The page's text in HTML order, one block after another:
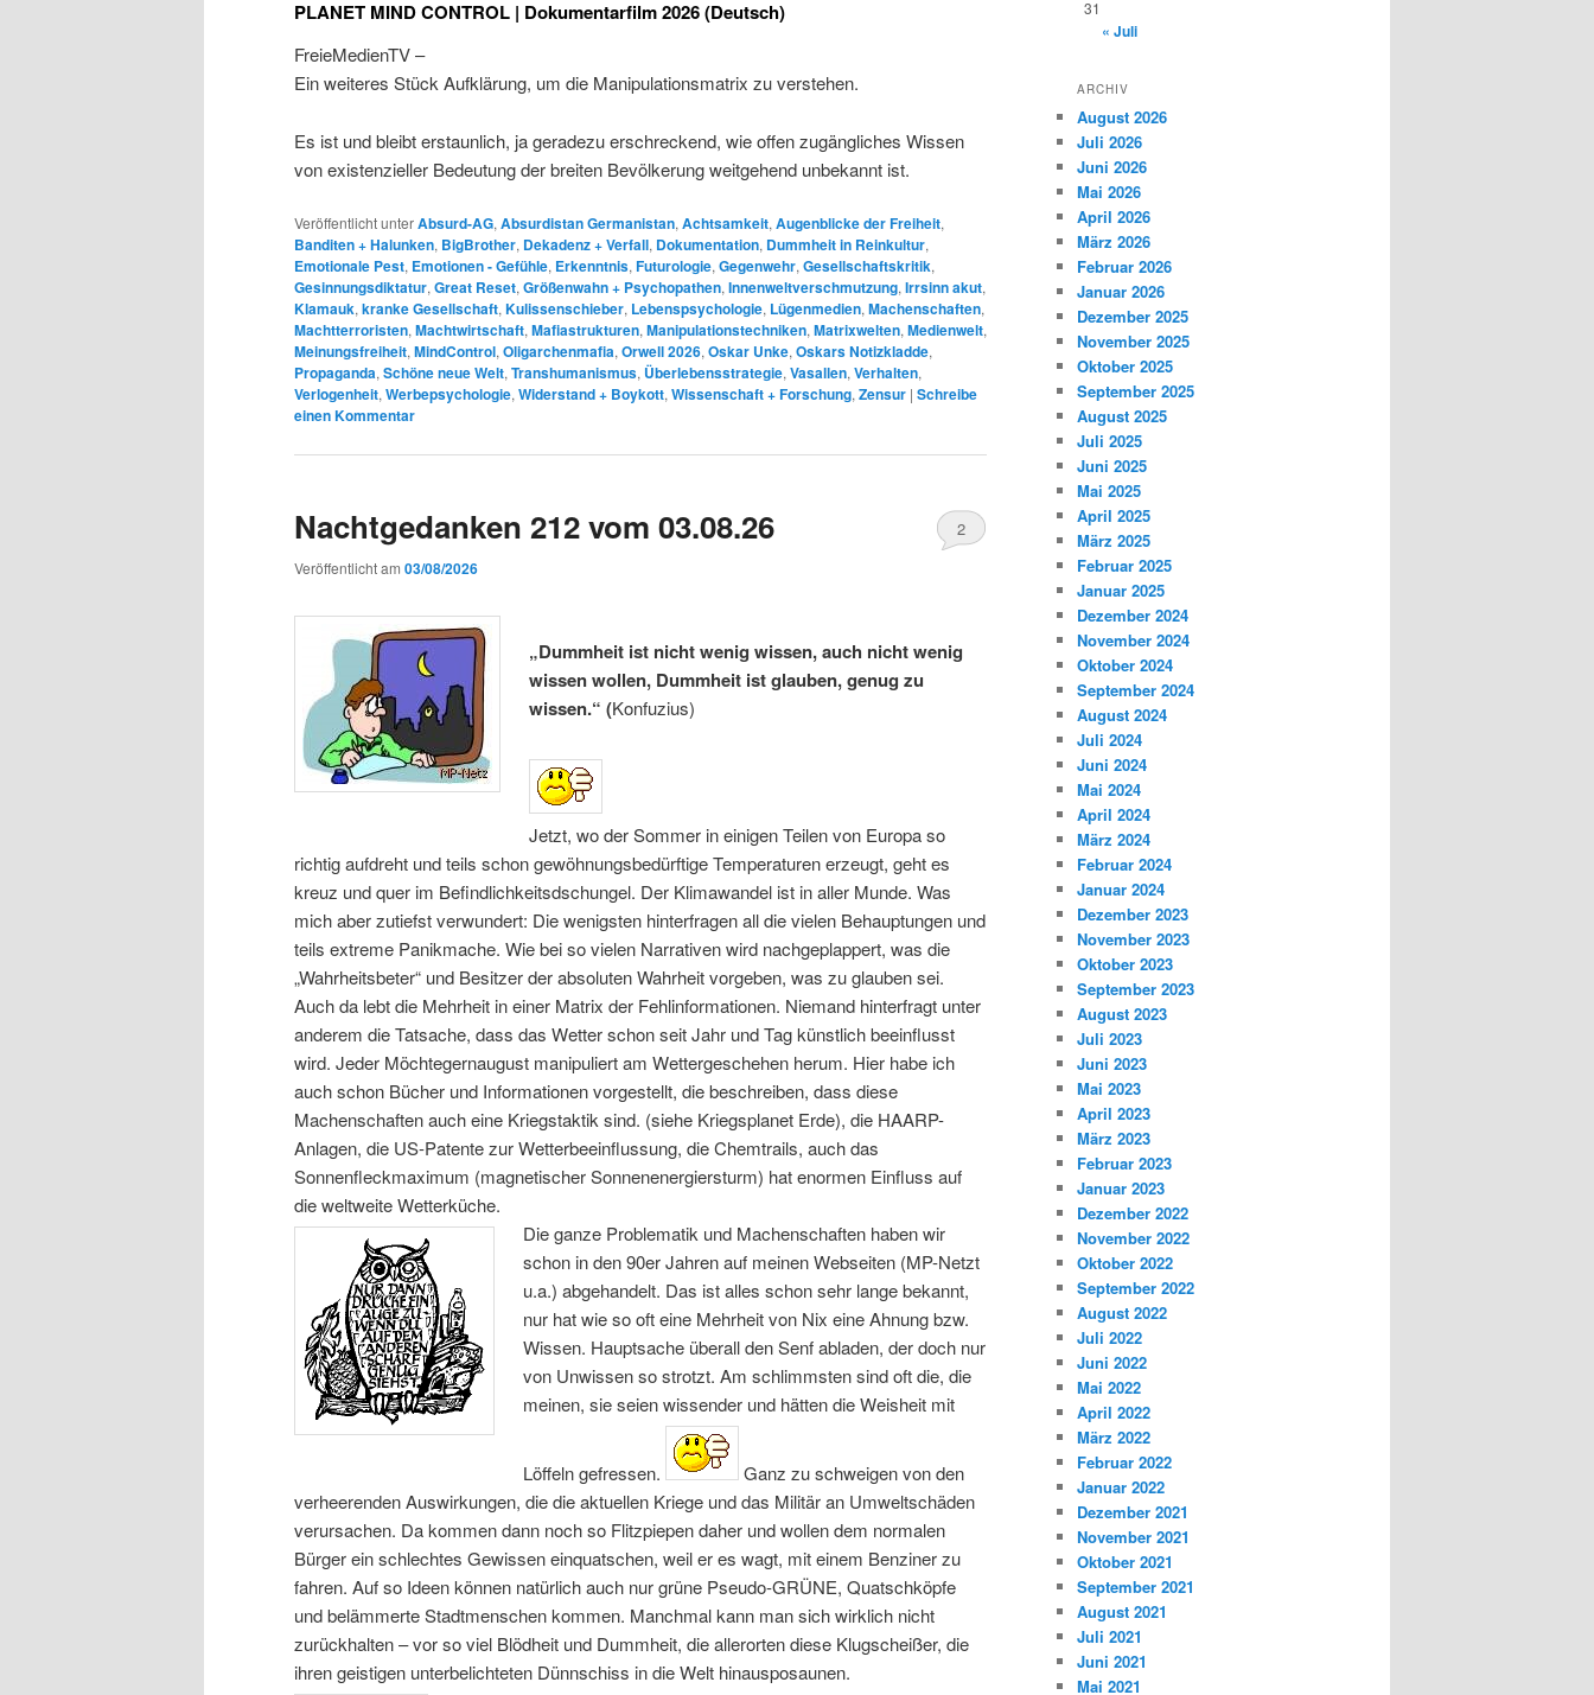
PLANET MIND CONTROL | Dokumentarfilm 2026 (Deutsch)
FreieMedienTV –
Ein weiteres Stück Aufklärung, um die Manipulationsmatrix zu verstehen.
Es ist und bleibt erstaunlich, ja geradezu erschreckend, wie offen zugängliches Wissen
von existenzieller Bedeutung der breiten Bevölkerung weitgehend unbekannt ist.
Veröffentlicht unterAbsurd-AG, Absurdistan Germanistan, Achtsamkeit, Augenblicke der Freiheit,
Banditen + Halunken, BigBrother, Dekadenz + Verfall, Dokumentation, Dummheit in Reinkultur,
Emotionale Pest, Emotionen - Gefühle, Erkenntnis, Futurologie, Gegenwehr, Gesellschaftskritik,
Gesinnungsdiktatur, Great Reset, Größenwahn + Psychopathen, Innenweltverschmutzung, Irrsinn akut,
Klamauk, kranke Gesellschaft, Kulissenschieber, Lebenspsychologie, Lügenmedien, Machenschaften,
Machtterroristen, Machtwirtschaft, Mafiastrukturen, Manipulationstechniken, Matrixwelten, Medienwelt,
Meinungsfreiheit, MindControl, Oligarchenmafia, Orwell 2026, Oskar Unke, Oskars Notizkladde,
Propaganda, Schöne neue Welt, Transhumanismus, Überlebensstrategie, Vasallen, Verhalten,
Verlogenheit, Werbepsychologie, Widerstand + Boykott, Wissenschaft + Forschung, Zensur | Schreibe
einen Kommentar
Nachtgedanken 212 vom 03.08.26
Veröffentlicht am 03/08/2026
2
„Dummheit ist nicht wenig wissen, auch nicht wenig
wissen wollen, Dummheit ist glauben, genug zu
wissen.“ (Konfuzius)
Jetzt, wo der Sommer in einigen Teilen von Europa so
richtig aufdreht und teils schon gewöhnungsbedürftige Temperaturen erzeugt, geht es
kreuz und quer im Befindlichkeitsdschungel. Der Klimawandel ist in aller Munde. Was
mich aber zutiefst verwundert: Die wenigsten hinterfragen all die vielen Behauptungen und
teils extreme Panikmache. Wie bei so vielen Narrativen wird nachgeplappert, was die
„Wahrheitsbeter“ und Besitzer der absoluten Wahrheit vorgeben, was zu glauben sei.
Auch da lebt die Mehrheit in einer Matrix der Fehlinformationen. Niemand hinterfragt unter
anderem die Tatsache, dass das Wetter schon seit Jahr und Tag künstlich beeinflusst
wird. Jeder Möchtegernaugust manipuliert am Wettergeschehen herum. Hier habe ich
auch schon Bücher und Informationen vorgestellt, die beschreiben, dass diese
Machenschaften auch eine Kriegstaktik sind. (siehe Kriegsplanet Erde), die HAARP-
Anlagen, die US-Patente zur Wetterbeeinflussung, die Chemtrails, auch das
Sonnenfleckmaximum (magnetischer Sonnenenergiersturm) hat enormen Einfluss auf
die weltweite Wetterküche.
Die ganze Problematik und Machenschaften haben wir
schon in den 90er Jahren auf meinen Webseiten (MP-Netzt
u.a.) abgehandelt. Das ist alles schon sehr lange bekannt,
nur hat wie so oft eine Mehrheit von Nix eine Ahnung bzw.
Wissen. Hauptsache überall den Senf abladen, der doch nur
von Unwissen so strotzt. Am schlimmsten sind oft die, die
meinen, sie seien wissender und hätten die Weisheit mit
Löffeln gefressen.
Ganz zu schweigen von den
verheerenden Auswirkungen, die die aktuellen Kriege und das Militär an Umweltschäden
verursachen. Da kommen dann noch so Flitzpiepen daher und wollen dem normalen
Bürger ein schlechtes Gewissen einquatschen, weil er es wagt, mit einem Benziner zu
fahren. Auf so Ideen können natürlich auch nur grüne Pseudo‑GRÜNE, Quatschköpfe
und belämmerte Stadtmenschen kommen. Manchmal kann man sich wirklich nicht
zurückhalten – vor so viel Blödheit und Dummheit, die allerorten diese Klugscheißer, die
ihren geistigen unterbelichteten Dünnschiss in die Welt hinausposaunen.
31
« Juli
ARCHIV
August 2026
Juli 2026
Juni 2026
Mai 2026
April 2026
März 2026
Februar 2026
Januar 2026
Dezember 2025
November 2025
Oktober 2025
September 2025
August 2025
Juli 2025
Juni 2025
Mai 2025
April 2025
März 2025
Februar 2025
Januar 2025
Dezember 2024
November 2024
Oktober 2024
September 2024
August 2024
Juli 2024
Juni 2024
Mai 2024
April 2024
März 2024
Februar 2024
Januar 2024
Dezember 2023
November 2023
Oktober 2023
September 2023
August 2023
Juli 2023
Juni 2023
Mai 2023
April 2023
März 2023
Februar 2023
Januar 2023
Dezember 2022
November 2022
Oktober 2022
September 2022
August 2022
Juli 2022
Juni 2022
Mai 2022
April 2022
März 2022
Februar 2022
Januar 2022
Dezember 2021
November 2021
Oktober 2021
September 2021
August 2021
Juli 2021
Juni 2021
Mai 2021